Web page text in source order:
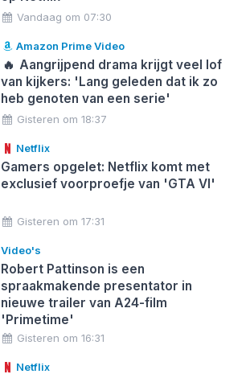
Vandaag om 07:30
Amazon Prime Video
🔥 Aangrijpend drama krijgt veel lof
van kijkers: 'Lang geleden dat ik zo
heb genoten van een serie'
Gisteren om 18:37
Netflix
Gamers opgelet: Netflix komt met
exclusief voorproefje van 'GTA VI'
Gisteren om 17:31
Video's
Robert Pattinson is een
spraakmakende presentator in
nieuwe trailer van A24-film
'Primetime'
Gisteren om 16:31
Netflix